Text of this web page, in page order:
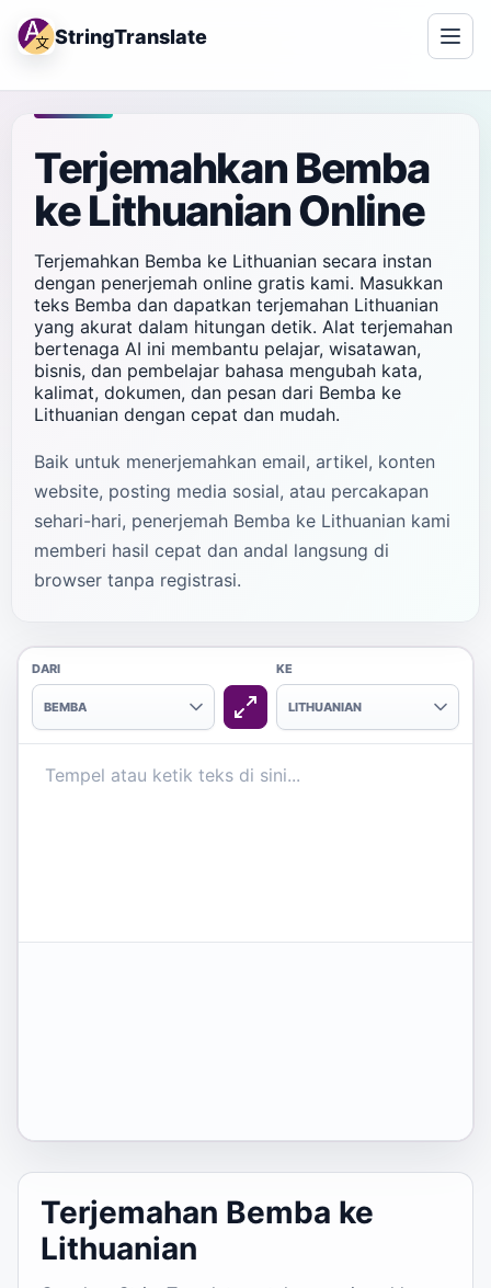
StringTranslate
Terjemahkan Bemba
ke Lithuanian Online
Terjemahkan Bemba ke Lithuanian secara instan
dengan penerjemah online gratis kami. Masukkan
teks Bemba dan dapatkan terjemahan Lithuanian
yang akurat dalam hitungan detik. Alat terjemahan
bertenaga AI ini membantu pelajar, wisatawan,
bisnis, dan pembelajar bahasa mengubah kata,
kalimat, dokumen, dan pesan dari Bemba ke
Lithuanian dengan cepat dan mudah.
Baik untuk menerjemahkan email, artikel, konten
website, posting media sosial, atau percakapan
sehari-hari, penerjemah Bemba ke Lithuanian kami
memberi hasil cepat dan andal langsung di
browser tanpa registrasi.
DARI
BEMBA
KE
LITHUANIAN
Terjemahan Bemba ke
Lithuanian